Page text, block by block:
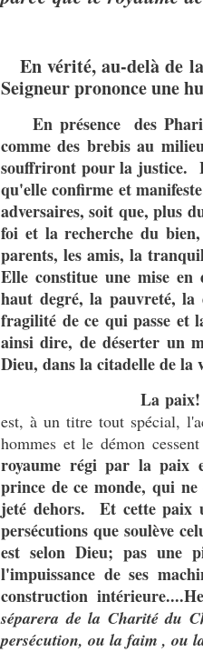
En vérité, au-delà de
Seigneur prononce une
En présence des
comme des brebis au
souffriront pour la justice.
qu'elle confirme et
adversaires, soit que, plus
foi et la recherche du
parents, les amis, la
Elle constitue une mise
haut degré, la pauvreté,
fragilité de ce qui passe et
ainsi dire, de déserter un
Dieu, dans la citadelle de
La paix!
est, à un titre tout spécial,
hommes et le démon
royaume régi par la paix
prince de ce monde, qui ne
jeté dehors.
Et cette paix
persécutions que soulève
est selon Dieu; pas une
l'impuissance de ses
construction
séparera de la Charité du
persécution, ou la faim , ou